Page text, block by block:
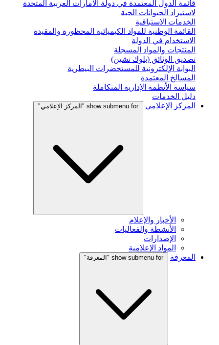
قائمة الدول المعتمدة في دولة الامارات العربية المتحدة
لاستيراد الحيوانات الحية
الخدمات الاستباقية
القائمة الوطنية للمواد الكيميائية المحظورة والمقيدة
الاستخدام في الدولة
المنتجات والمواد المسجلة
تصديق الوثائق (بلوك تشين)
البوابة الإلكترونية للمستحضرات البيطرية
المسالخ المعتمدة
سياسة الأنظمة الإدارية المتكاملة
دليل الخدمات
المركز الإعلامي
show submenu for "المركز الإعلامي"
الأخبار والإعلام
الأنشطة والفعاليات
الإصدارات
المواد الإعلامية
المعرفة
show submenu for "المعرفة"